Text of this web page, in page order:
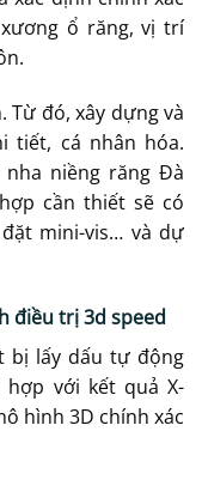
ổ răng, vị trí
Từ đó, xây dựng và
tiết, cá nhân hóa.
niềng răng Đà
cần thiết sẽ có
mini-vis… và dự
điều trị 3d speed
bị lấy dấu tự động
với kết quả X-
hình 3D chính xác